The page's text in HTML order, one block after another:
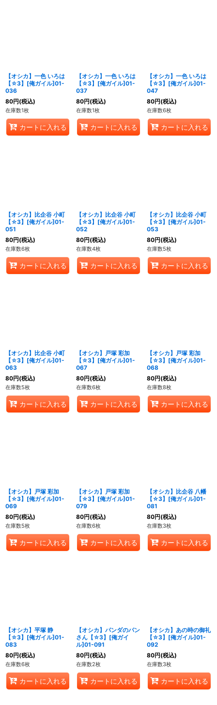
【オシカ】一色 いろは
【☆3】[俺ガイル]01-
036
80円(税込)
在庫数1枚
カートに入れる
【オシカ】一色 いろは
【☆3】[俺ガイル]01-
037
80円(税込)
在庫数1枚
カートに入れる
【オシカ】一色 いろは
【☆3】[俺ガイル]01-
047
80円(税込)
在庫数6枚
カートに入れる
【オシカ】比企谷 小町
【☆3】[俺ガイル]01-
051
80円(税込)
在庫数6枚
カートに入れる
【オシカ】比企谷 小町
【☆3】[俺ガイル]01-
052
80円(税込)
在庫数4枚
カートに入れる
【オシカ】比企谷 小町
【☆3】[俺ガイル]01-
053
80円(税込)
在庫数5枚
カートに入れる
【オシカ】比企谷 小町
【☆3】[俺ガイル]01-
063
80円(税込)
在庫数5枚
カートに入れる
【オシカ】戸塚 彩加
【☆3】[俺ガイル]01-
067
80円(税込)
在庫数6枚
カートに入れる
【オシカ】戸塚 彩加
【☆3】[俺ガイル]01-
068
80円(税込)
在庫数8枚
カートに入れる
【オシカ】戸塚 彩加
【☆3】[俺ガイル]01-
069
80円(税込)
在庫数5枚
カートに入れる
【オシカ】戸塚 彩加
【☆3】[俺ガイル]01-
079
80円(税込)
在庫数6枚
カートに入れる
【オシカ】比企谷 八幡
【☆3】[俺ガイル]01-
081
80円(税込)
在庫数3枚
カートに入れる
【オシカ】平塚 静
【☆3】[俺ガイル]01-
083
80円(税込)
在庫数6枚
カートに入れる
【オシカ】パンダのパン
さん【☆3】[俺ガイ
ル]01-091
80円(税込)
在庫数2枚
カートに入れる
【オシカ】あの時の御礼
【☆3】[俺ガイル]01-
092
80円(税込)
在庫数3枚
カートに入れる